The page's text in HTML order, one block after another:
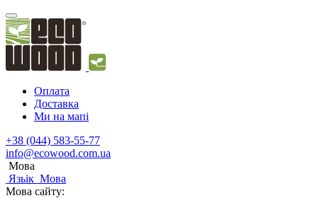
Оплата
Доставка
Ми на мапі
+38 (044) 583-55-77
info@ecowood.com.ua
Мова
Язьік Мова
Мова сайту: